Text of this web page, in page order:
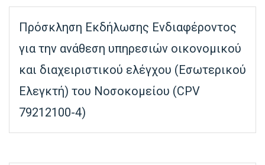
Πρόσκληση Εκδήλωσης Ενδιαφέροντος
για την ανάθεση υπηρεσιών οικονομικού
και διαχειριστικού ελέγχου (Εσωτερικού
Ελεγκτή) του Νοσοκομείου (CPV
79212100-4)